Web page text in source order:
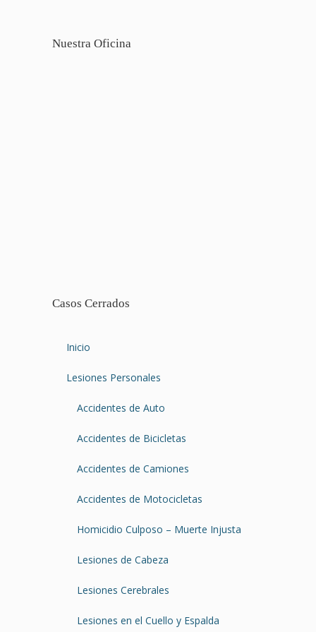
Nuestra Oficina
Casos Cerrados
Inicio
Lesiones Personales
Accidentes de Auto
Accidentes de Bicicletas
Accidentes de Camiones
Accidentes de Motocicletas
Homicidio Culposo – Muerte Injusta
Lesiones de Cabeza
Lesiones Cerebrales
Lesiones en el Cuello y Espalda